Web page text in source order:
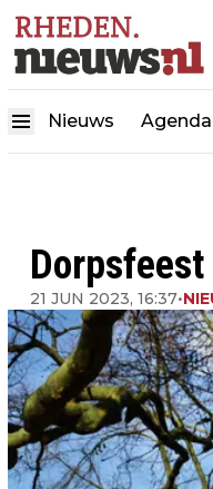
Nieuws Agenda
Dorpsfeest
21 JUN 2023, 16:37•